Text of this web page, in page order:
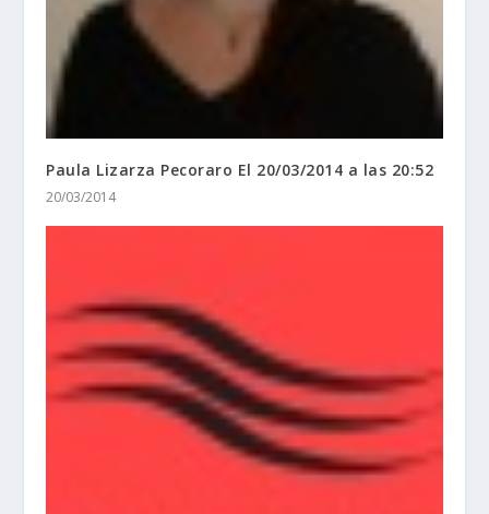
Paula Lizarza Pecoraro El 20/03/2014 a las 20:52
20/03/2014